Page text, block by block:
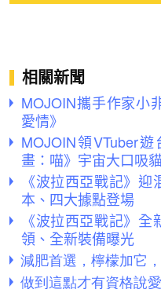
相關新聞
MOJOIN攜手作家
愛情》
MOJOIN領VTuber
畫：喵》宇宙大口吸
《波拉西亞戰記》
本、四大據點登場
《波拉西亞戰記》
領、全新裝備曝光